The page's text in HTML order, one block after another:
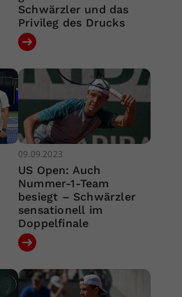
Schwärzler und das
Privileg des Drucks
09.09.2023
US Open: Auch
Nummer-1-Team
besiegt – Schwärzler
sensationell im
Doppelfinale